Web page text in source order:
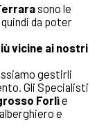
sono le
da poter
vicine ai nostri
gestirli
Gli Specialisti
Forlìe
e